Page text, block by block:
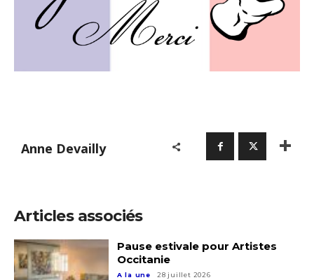
Anne Devailly
Articles associés
Pause estivale pour Artistes
Occitanie
A la une 28 juillet 2026